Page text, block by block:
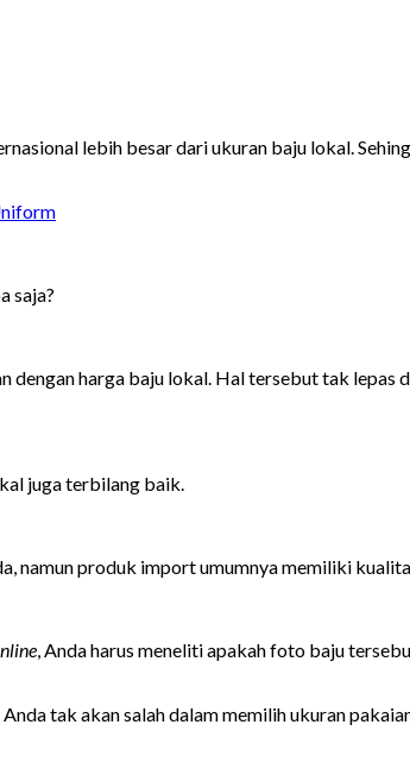
lebih besar dari ukuran baju lokal.
saja?
harga baju lokal. Hal tersebut tak
juga terbilang baik.
namun produk import umumnya memiliki
, Anda harus meneliti apakah foto baju
tak akan salah dalam memilih ukuran